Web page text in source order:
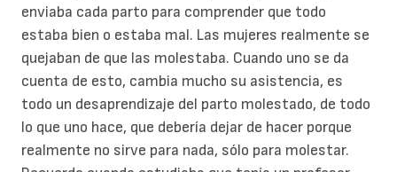
enviaba cada parto para comprender que todo
estaba bien o estaba mal. Las mujeres realmente se
quejaban de que las molestaba. Cuando uno se da
cuenta de esto, cambia mucho su asistencia, es
todo un desaprendizaje del parto molestado, de todo
lo que uno hace, que debería dejar de hacer porque
realmente no sirve para nada, sólo para molestar.